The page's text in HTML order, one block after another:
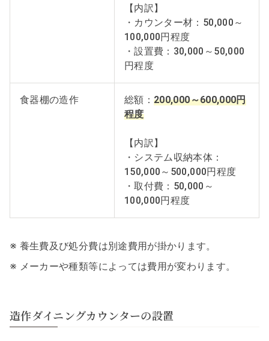
【内訳】
・カウンター材：50,000～
100,000円程度
・設置費：30,000～50,000
円程度
食器棚の造作 総額：200,000～600,000円
程度
【内訳】
・システム収納本体：
150,000～500,000円程度
・取付費：50,000～
100,000円程度
※ 養生費及び処分費は別途費用が掛かります。
※ メーカーや種類等によっては費用が変わります。
造作ダイニングカウンターの設置